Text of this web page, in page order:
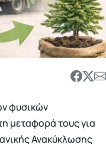
φυσικών
μεταφορά τους για
Ανακύκλωσης